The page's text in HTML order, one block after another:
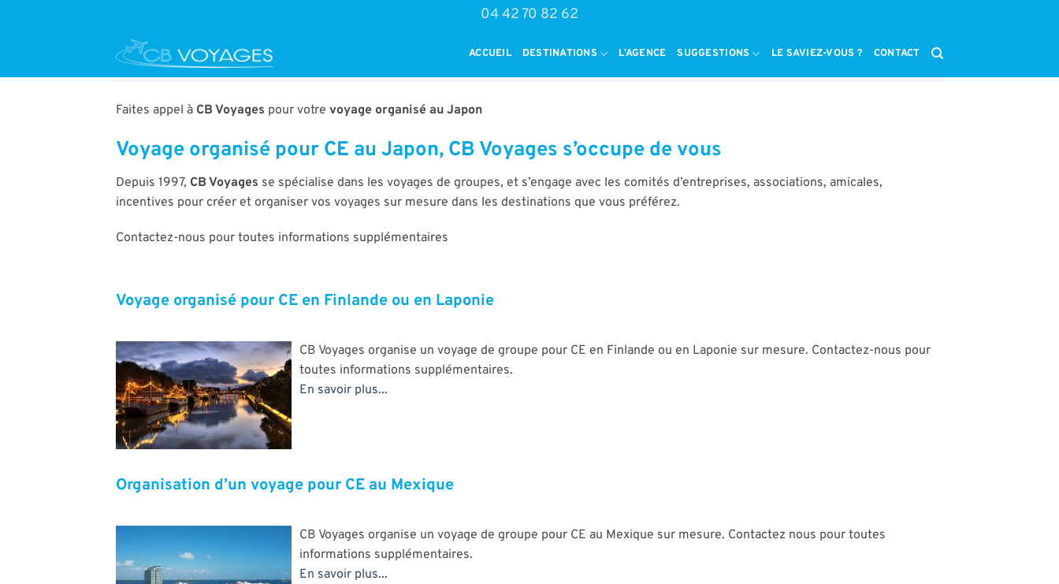
04 42 70 82 62
ACCUEIL DESTINATIONS L’AGENCE SUGGESTIONS LE SAVIEZ-VOUS ? CONTACT
Faites appel à CB Voyages pour votre voyage organisé au Japon
Voyage organisé pour CE au Japon, CB Voyages s’occupe de vous
Depuis 1997, CB Voyages se spécialise dans les voyages de groupes, et s’engage avec les comités d’entreprises, associations, amicales,
incentives pour créer et organiser vos voyages sur mesure dans les destinations que vous préférez.
Contactez-nous pour toutes informations supplémentaires
Voyage organisé pour CE en Finlande ou en Laponie
CB Voyages organise un voyage de groupe pour CE en Finlande ou en Laponie sur mesure. Contactez-nous pour
toutes informations supplémentaires.
En savoir plus...
Organisation d’un voyage pour CE au Mexique
CB Voyages organise un voyage de groupe pour CE au Mexique sur mesure. Contactez nous pour toutes
informations supplémentaires.
En savoir plus...